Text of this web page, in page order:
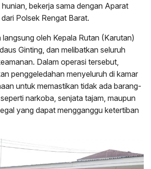
bekerja sama dengan Aparat
Polsek Rengat Barat.
langsung oleh Kepala Rutan (Karutan)
Ginting, dan melibatkan seluruh
Dalam operasi tersebut,
penggeledahan menyeluruh di kamar
untuk memastikan tidak ada barang-
narkoba, senjata tajam, maupun
yang dapat mengganggu ketertiban